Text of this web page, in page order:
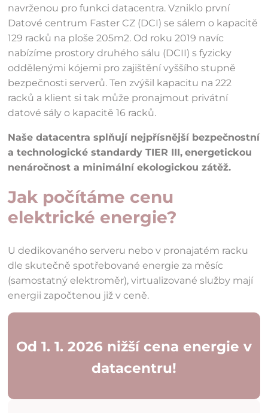
navrženou pro funkci datacentra. Vzniklo první
Datové centrum Faster CZ (DCI) se sálem o kapacitě
129 racků na ploše 205m2. Od roku 2019 navíc
nabízíme prostory druhého sálu (DCII) s fyzicky
oddělenými kójemi pro zajištění vyššího stupně
bezpečnosti serverů. Ten zvýšil kapacitu na 222
racků a klient si tak může pronajmout privátní
datové sály o kapacitě 16 racků.
Naše datacentra splňují nejpřísnější bezpečnostní
a technologické standardy TIER III, energetickou
nenáročnost a minimální ekologickou zátěž.
Jak počítáme cenu
elektrické energie?
U dedikovaného serveru nebo v pronajatém racku
dle skutečně spotřebované energie za měsíc
(samostatný elektroměr), virtualizované služby mají
energii započtenou již v ceně.
Od 1. 1. 2026 nižší cena energie v
datacentru!